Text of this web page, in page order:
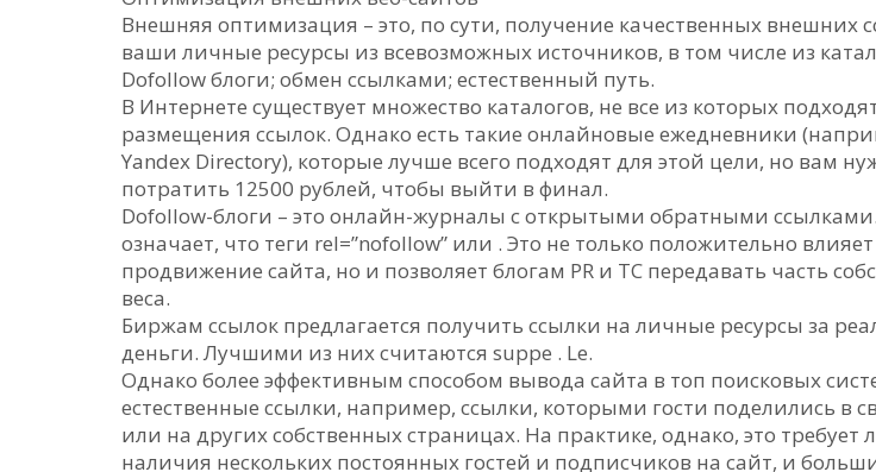
Внешняя оптимизация – это, по сути, получение качественных внешних
ваши личные ресурсы из всевозможных источников, в том числе из
Dofollow блоги; обмен ссылками; естественный путь.
В Интернете существует множество каталогов, не все из которых
размещения ссылок. Однако есть такие онлайновые ежедневники
Yandex Directory), которые лучше всего подходят для этой цели, но вам
потратить 12500 рублей, чтобы выйти в финал.
Dofollow-блоги – это онлайн-журналы с открытыми обратными
означает, что теги rel=”nofollow” или . Это не только положительно
продвижение сайта, но и позволяет блогам PR и TC передавать часть
веса.
Биржам ссылок предлагается получить ссылки на личные ресурсы за
деньги. Лучшими из них считаются suppe . Le.
Однако более эффективным способом вывода сайта в топ поисковых
естественные ссылки, например, ссылки, которыми гости поделились в
или на других собственных страницах. На практике, однако, это требует
наличия нескольких постоянных гостей и подписчиков на сайт, и